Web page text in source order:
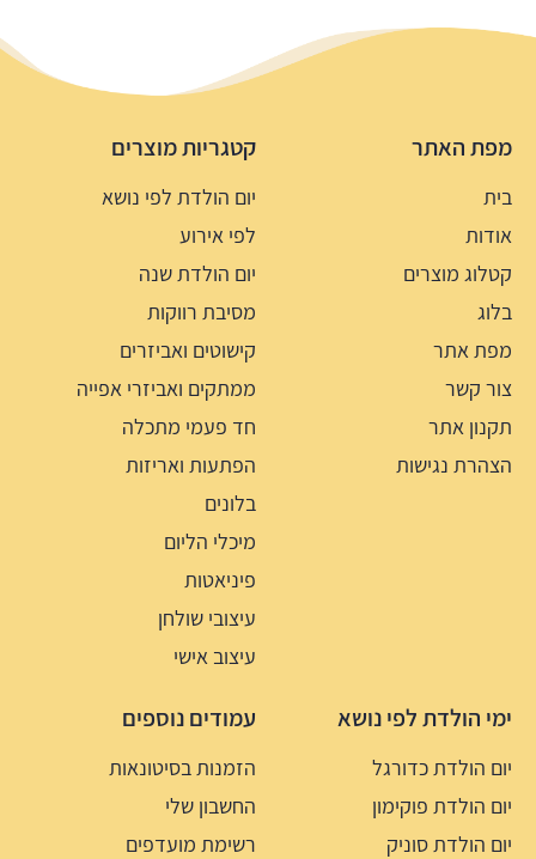
מפת האתר
בית
אודות
קטלוג מוצרים
בלוג
מפת אתר
צור קשר
תקנון אתר
הצהרת נגישות
קטגריות מוצרים
יום הולדת לפי נושא
לפי אירוע
יום הולדת שנה
מסיבת רווקות
קישוטים ואביזרים
ממתקים ואביזרי אפייה
חד פעמי מתכלה
הפתעות ואריזות
בלונים
מיכלי הליום
פיניאטות
עיצובי שולחן
עיצוב אישי
ימי הולדת לפי נושא
יום הולדת כדורגל
יום הולדת פוקימון
יום הולדת סוניק
עמודים נוספים
הזמנות בסיטונאות
החשבון שלי
רשימת מועדפים